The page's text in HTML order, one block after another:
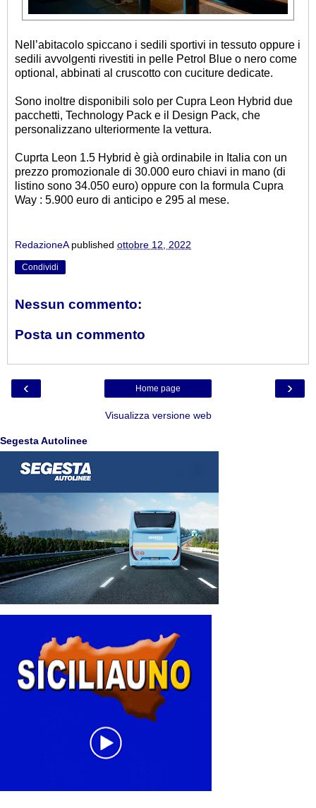
Nell’abitacolo spiccano i sedili sportivi in tessuto oppure i
sedili avvolgenti rivestiti in pelle Petrol Blue o nero come
optional, abbinati al cruscotto con cuciture dedicate.
Sono inoltre disponibili solo per Cupra Leon Hybrid due
pacchetti, Technology Pack e il Design Pack, che
personalizzano ulteriormente la vettura.
Cuprta Leon 1.5 Hybrid è già ordinabile in Italia con un
prezzo promozionale di 30.000 euro chiavi in mano (di
listino sono 34.050 euro) oppure con la formula Cupra
Way : 5.900 euro di anticipo e 295 al mese.
RedazioneA published ottobre 12, 2022
Condividi
Nessun commento:
Posta un commento
‹ ›
Home page
Visualizza versione web
Segesta Autolinee